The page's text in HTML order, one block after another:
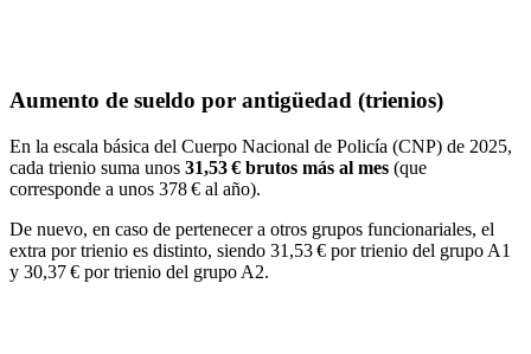
Aumento de sueldo por antigüedad (trienios)
En la escala básica del Cuerpo Nacional de Policía (CNP) de 2025,
cada trienio suma unos 31,53 € brutos más al mes (que
corresponde a unos 378 € al año).
De nuevo, en caso de pertenecer a otros grupos funcionariales, el
extra por trienio es distinto, siendo 31,53 € por trienio del grupo A1
y 30,37 € por trienio del grupo A2.